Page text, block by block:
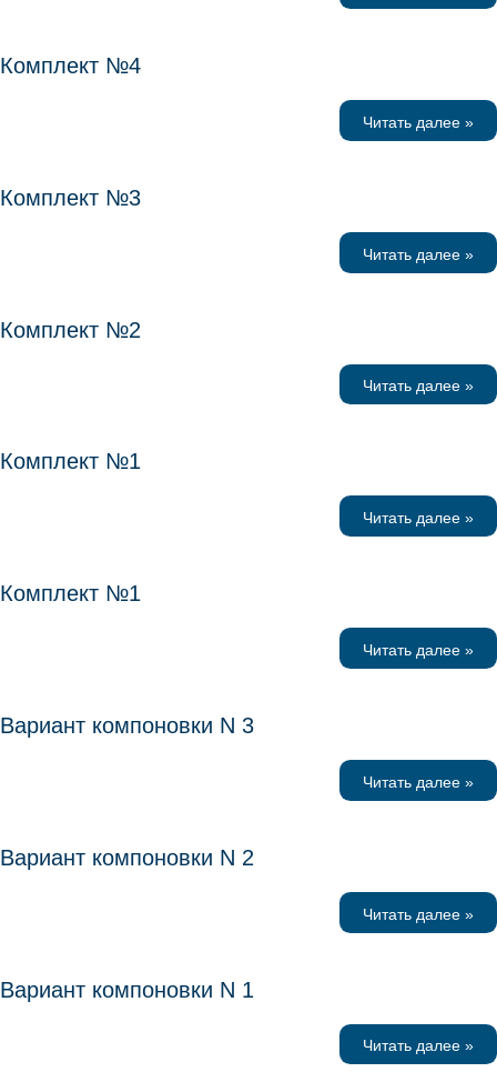
Комплект №4
Читать далее »
Комплект №3
Читать далее »
Комплект №2
Читать далее »
Комплект №1
Читать далее »
Комплект №1
Читать далее »
Вариант компоновки N 3
Читать далее »
Вариант компоновки N 2
Читать далее »
Вариант компоновки N 1
Читать далее »